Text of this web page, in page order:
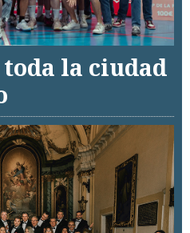
toda la ciudad